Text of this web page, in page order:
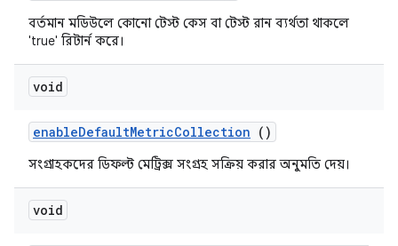
বর্তমান মডিউলে কোনো টেস্ট কেস বা টেস্ট রান ব্যর্থতা থাকলে
'true' রিটার্ন করে।
void
enableDefaultMetricCollection ()
সংগ্রাহকদের ডিফল্ট মেট্রিক্স সংগ্রহ সক্রিয় করার অনুমতি দেয়।
void